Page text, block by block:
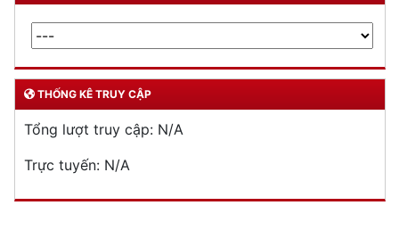
THỐNG KÊ TRUY CẬP
Tổng lượt truy cập: N/A
Trực tuyến: N/A